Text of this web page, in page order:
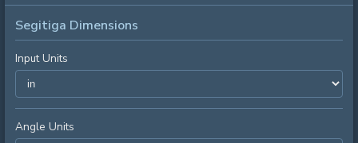
Segitiga Dimensions
Input Units
Angle Units